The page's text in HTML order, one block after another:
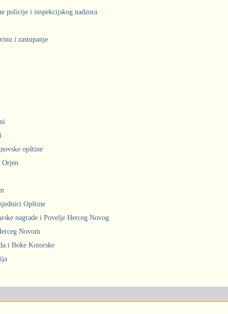
policije i inspekcijskog nadzora
i zastupanje
opštine
Orjen
Opštine
nagrade i Povelje Herceg Novog
Novom
i Boke Kotorske